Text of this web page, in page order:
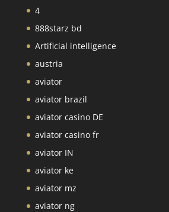
4
888starz bd
Artificial intelligence
austria
aviator
aviator brazil
aviator casino DE
aviator casino fr
aviator IN
aviator ke
aviator mz
aviator ng